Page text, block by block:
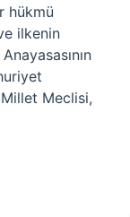
hükmü
ilkenin
Meclisi,